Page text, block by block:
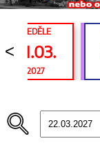
<
NEDĚLE
21.03.
2027